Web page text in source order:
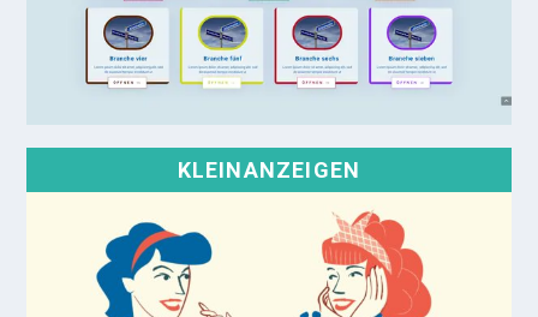
KLEINANZEIGEN